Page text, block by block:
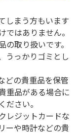
しまう方もいます
はありません。
取り扱いです。
うっかりゴミとし
どの貴重品を保管
重品がある場合に
さい。
レジットカードな
ーや時計などの貴